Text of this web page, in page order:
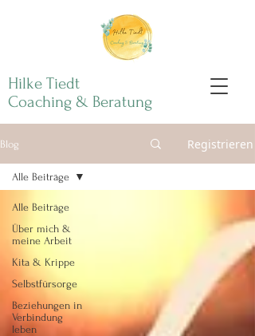
Hilke Tiedt
Coaching & Beratung
Blog Registrieren
Alle Beiträge
Über mich &
meine Arbeit
Kita & Krippe
Selbstfürsorge
Beziehungen in
Verbindung
leben
Alle Beiträge